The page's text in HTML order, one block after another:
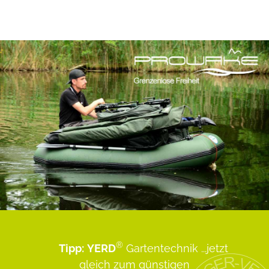
Tipp: YERD® Gartentechnik ...jetzt
gleich zum günstigen